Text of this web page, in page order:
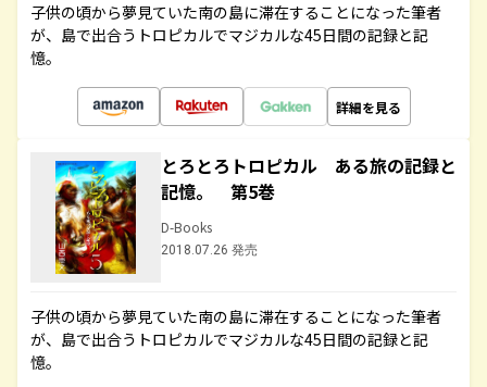
子供の頃から夢見ていた南の島に滞在することになった筆者
が、島で出合うトロピカルでマジカルな45日間の記録と記
憶。
詳細を見る
とろとろトロピカル ある旅の記録と
記憶。 第5巻
D-Books
2018.07.26 発売
子供の頃から夢見ていた南の島に滞在することになった筆者
が、島で出合うトロピカルでマジカルな45日間の記録と記
憶。